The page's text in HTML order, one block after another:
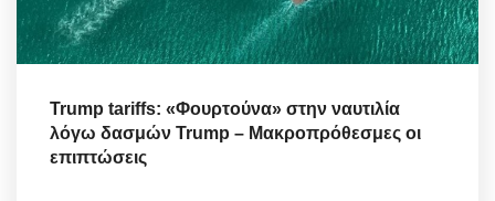
Trump tariffs: «Φουρτούνα» στην ναυτιλία
λόγω δασμών Trump – Μακροπρόθεσμες οι
επιπτώσεις